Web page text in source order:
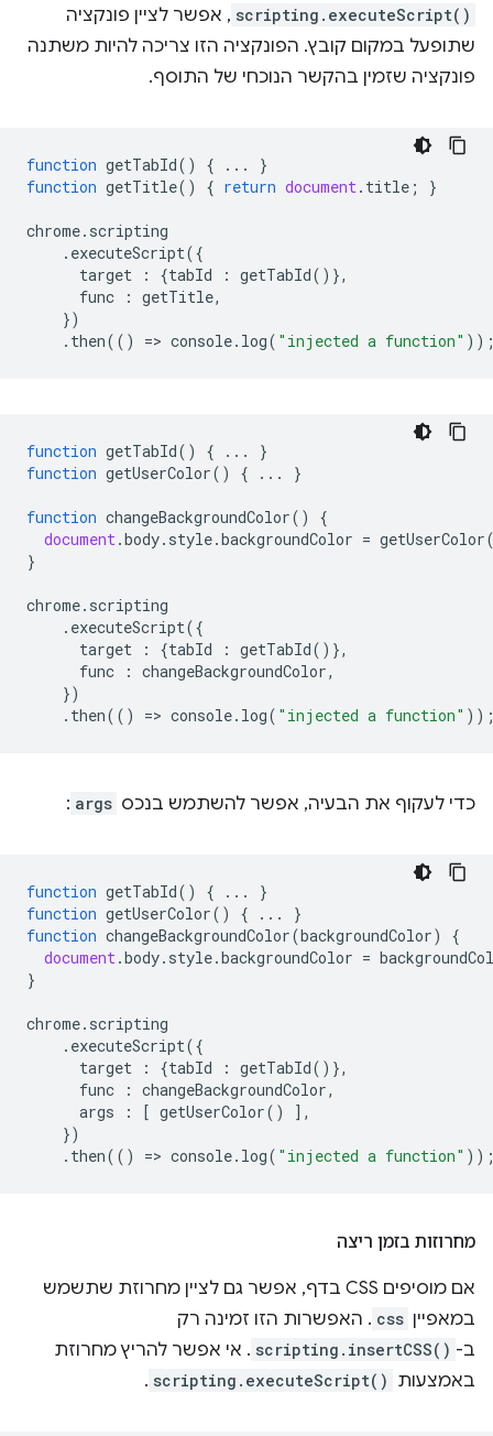
scripting.executeScript() , אפשר לציין פונקציה
שתופעל במקום קובץ. הפונקציה הזו צריכה להיות משתנה
פונקציה שזמין בהקשר הנוכחי של התוסף.
function getTabId() { ...
}
function getTitle() { return document. title ; }
chrome. scripting
. executeScript({
target
: {tabId : getTabId()},
func
: getTitle,
})
. then(() => console. log( "injected a function"
function getTabId() { ...
}
function getUserColor() { ... }
function changeBackgroundColor()
{
document.body. style.backgroundColor = getUserColor
}
chrome. scripting
. executeScript({
target
: {tabId : getTabId()},
func
: changeBackgroundColor,
})
. then(() => console. log( "injected a function"
כדי לעקוף את הבעיה, אפשר להשתמש בנכס args
:
function getTabId() { ...
}
function getUserColor() { ...
}
function changeBackgroundColor(backgroundColor)
{
document.body. style.backgroundColor =
}
chrome. scripting
. executeScript({
target
: {tabId : getTabId()},
func
: changeBackgroundColor,
args
: [ getUserColor()
],
})
. then(() => console. log( "injected a function"
מחרוזות בזמן ריצה
אם מוסיפים CSS בדף, אפשר גם לציין מחרוזת שתשמש
במאפיין css . האפשרות הזו זמינה רק
ב- scripting.insertCSS() . אי אפשר להריץ מחרוזת
באמצעות scripting.executeScript()
.